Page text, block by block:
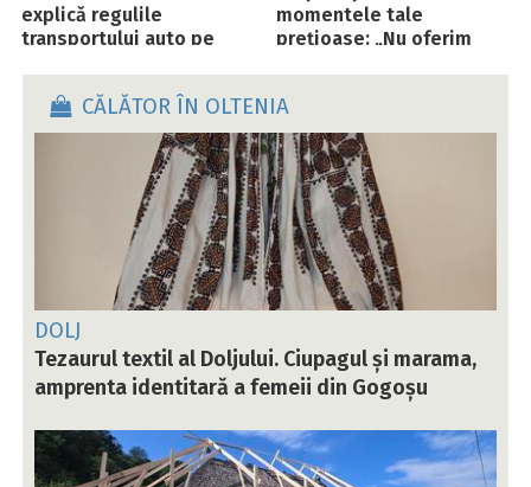
explică regulile
transportului auto pe
momentele tale
prețioase: „Nu oferim
frumoasă”
CĂLĂTOR ÎN OLTENIA
DOLJ
Tezaurul textil al Doljului. Ciupagul și marama,
amprenta identitară a femeii din Gogoșu